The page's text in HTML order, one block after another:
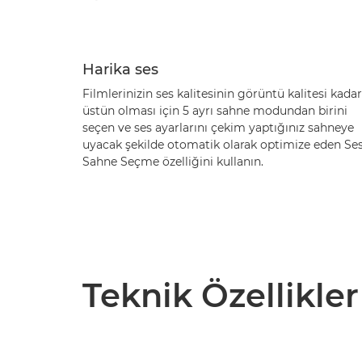
Harika ses
Filmlerinizin ses kalitesinin görüntü kalitesi kadar
üstün olması için 5 ayrı sahne modundan birini
seçen ve ses ayarlarını çekim yaptığınız sahneye
uyacak şekilde otomatik olarak optimize eden
Sahne Seçme özelliğini kullanın.
Teknik Özellikler